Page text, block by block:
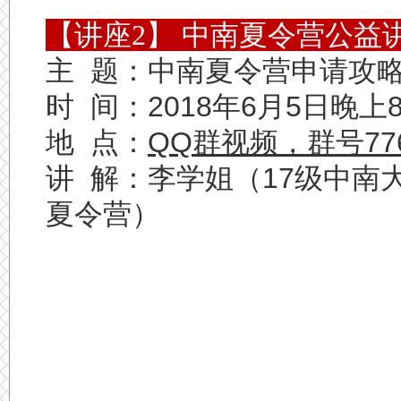
【讲座2】 中南夏令营公益
主 题：中南夏令营申请攻
时 间：2018年6月5日晚上
地 点： QQ群视频，群号
讲 解：李学姐（17级中南
夏令营）